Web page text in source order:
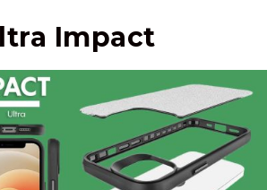
Impact